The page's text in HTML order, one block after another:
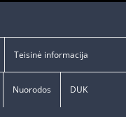
Teisinė informacija
Nuorodos DUK